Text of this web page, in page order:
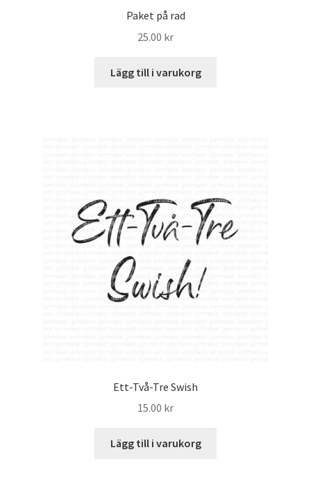
Paket på rad
25.00 kr
Lägg till i varukorg
Ett-Två-Tre Swish
15.00 kr
Lägg till i varukorg